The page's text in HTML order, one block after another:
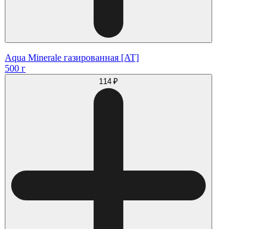
Aqua Minerale газированная [AT]
500 г
114 ₽